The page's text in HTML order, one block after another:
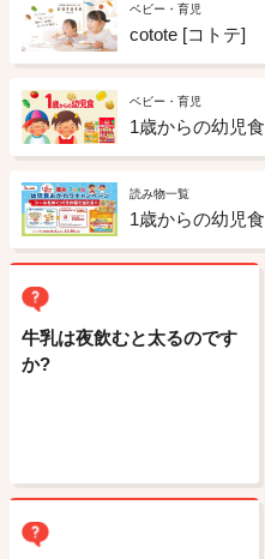
ベビー・育児
cotote [コトテ]
ベビー・育児
1歳からの幼児食
読み物一覧
牛乳は夜飲むと太るのです
か?